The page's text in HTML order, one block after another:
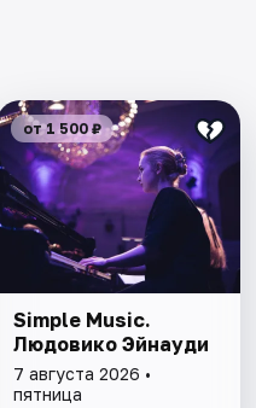
от 1 500 ₽
Simple Music.
Людовико Эйнауди
7 августа 2026 •
пятница